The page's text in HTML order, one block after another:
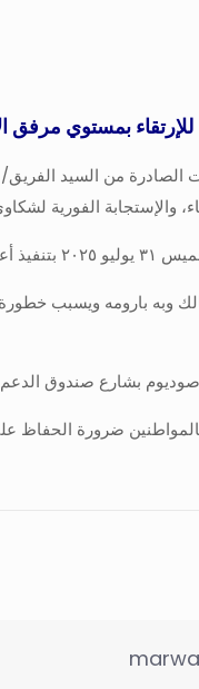
للإرتقاء بمستوي مرفق
الصادرة من السيد
والإستجابة الفورية
شملت :-
وبه بارومه ويسبب
ضرورة الحفاظ على